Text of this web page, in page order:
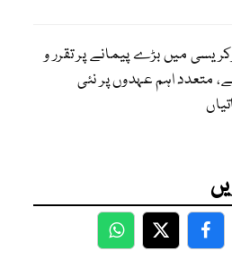
میں بڑے پیمانے پر تقرر و
متعدد اہم عہدوں پر نئی
WhatsApp
Twitter